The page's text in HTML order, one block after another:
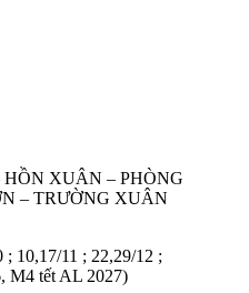
XUÂN – PHÒNG
– TRƯỜNG XUÂN
10,17/11 ; 22,29/12 ;
M4 tết AL 2027)